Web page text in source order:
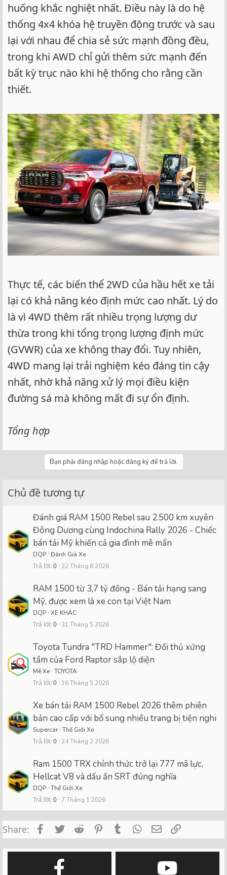
huống khắc nghiệt nhất. Điều này là do hệ
thống 4x4 khóa hệ truyền động trước và sau
lại với nhau để chia sẻ sức mạnh đồng đều,
trong khi AWD chỉ gửi thêm sức mạnh đến
bất kỳ trục nào khi hệ thống cho rằng cần
thiết.
Thực tế, các biến thể 2WD của hầu hết xe tải
lại có khả năng kéo định mức cao nhất. Lý do
là vì 4WD thêm rất nhiều trọng lượng dư
thừa trong khi tổng trọng lượng định mức
(GVWR) của xe không thay đổi. Tuy nhiên,
4WD mang lại trải nghiệm kéo đáng tin cậy
nhất, nhờ khả năng xử lý mọi điều kiện
đường sá mà không mất đi sự ổn định.
Tổng hợp
Bạn phải đăng nhập hoặc đăng ký để trả lời.
Chủ đề tương tự
Đánh giá RAM 1500 Rebel sau 2.500 km xuyên
Đông Dương cùng Indochina Rally 2026 - Chiếc
bán tải Mỹ khiến cả gia đình mê mẩn
DQP Đánh Giá Xe
Trả lời 0 22 Tháng 6 2026
RAM 1500 từ 3,7 tỷ đồng - Bán tải hạng sang
Mỹ, được xem là xe con tại Việt Nam
DQP XE KHÁC
Trả lời 0 31 Tháng 5 2026
Toyota Tundra "TRD Hammer": Đối thủ xứng
tầm của Ford Raptor sắp lộ diện
Mê Xe TOYOTA
Trả lời 0 16 Tháng 5 2026
Xe bán tải RAM 1500 Rebel 2026 thêm phiên
bản cao cấp với bổ sung nhiều trang bị tiện nghi
Supercar Thế Giới Xe
Trả lời 0 24 Tháng 2 2026
Ram 1500 TRX chính thức trở lại 777 mã lực,
Hellcat V8 và dấu ấn SRT đúng nghĩa
DQP Thế Giới Xe
Trả lời 0 7 Tháng 1 2026
Share: FacebookTwitterReddit PinterestTumblrWhatsApp
Email